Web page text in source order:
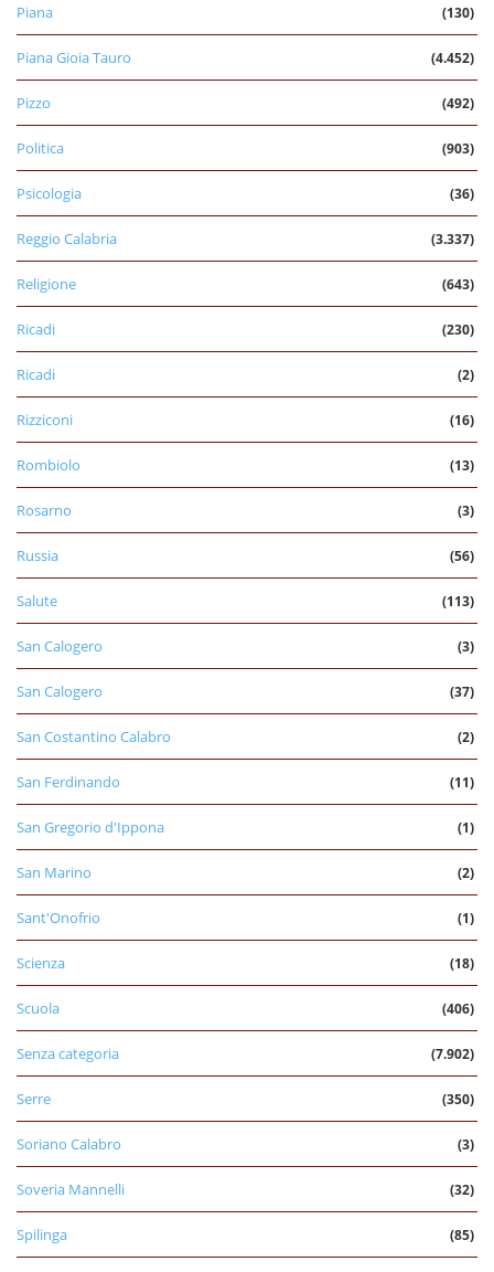
Piana (130)
Piana Gioia Tauro (4.452)
Pizzo (492)
Politica (903)
Psicologia (36)
Reggio Calabria (3.337)
Religione (643)
Ricadi (230)
Ricadi (2)
Rizziconi (16)
Rombiolo (13)
Rosarno (3)
Russia (56)
Salute (113)
San Calogero (3)
San Calogero (37)
San Costantino Calabro (2)
San Ferdinando (11)
San Gregorio d'Ippona (1)
San Marino (2)
Sant'Onofrio (1)
Scienza (18)
Scuola (406)
Senza categoria (7.902)
Serre (350)
Soriano Calabro (3)
Soveria Mannelli (32)
Spilinga (85)